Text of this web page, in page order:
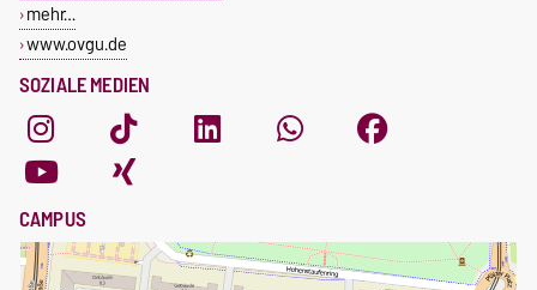
SOZIALE MEDIEN
mehr…
www.ovgu.de
CAMPUS